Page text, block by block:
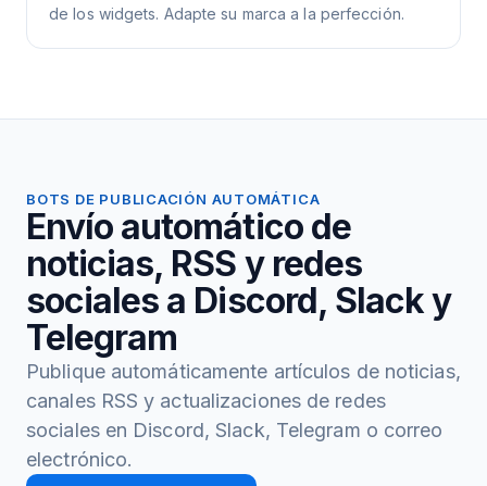
de los widgets. Adapte su marca a la perfección.
BOTS DE PUBLICACIÓN AUTOMÁTICA
Envío automático de
noticias, RSS y redes
sociales a Discord, Slack y
Telegram
Publique automáticamente artículos de noticias,
canales RSS y actualizaciones de redes
sociales en Discord, Slack, Telegram o correo
electrónico.